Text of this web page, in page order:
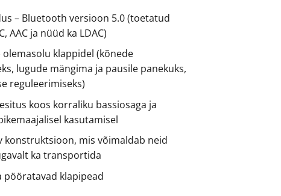
– Bluetooth versioon 5.0 (toetatud
AAC ja nüüd ka LDAC)
klappidel (kõnede
lugude mängima ja pausile panekuks,
reguleerimiseks)
koos korraliku bassiosaga ja
kasutamisel
konstruktsioon, mis võimaldab neid
ka transportida
pööratavad klapipead